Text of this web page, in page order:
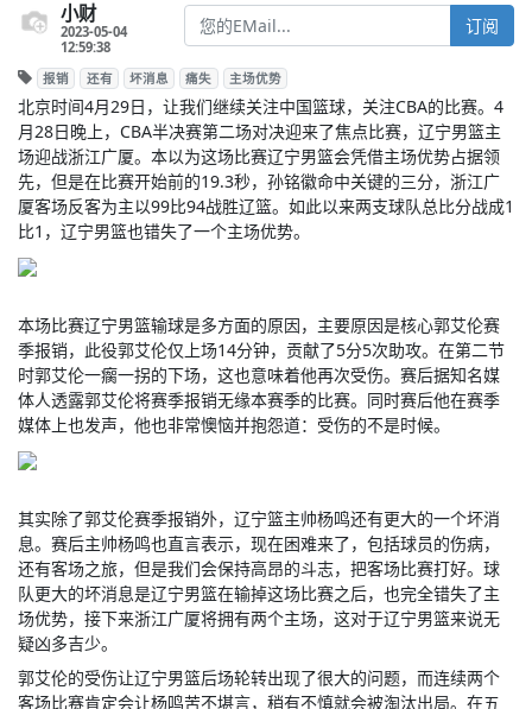
小财
2023-05-04
12:59:38
订阅
报销 还有 坏消息 痛失 主场优势
北京时间4月29日，让我们继续关注中国篮球，关注CBA的比赛。4
月28日晚上，CBA半决赛第二场对决迎来了焦点比赛，辽宁男篮主
场迎战浙江广厦。本以为这场比赛辽宁男篮会凭借主场优势占据领
先，但是在比赛开始前的19.3秒，孙铭徽命中关键的三分，浙江广
厦客场反客为主以99比94战胜辽篮。如此以来两支球队总比分战成1
比1，辽宁男篮也错失了一个主场优势。
本场比赛辽宁男篮输球是多方面的原因，主要原因是核心郭艾伦赛
季报销，此役郭艾伦仅上场14分钟，贡献了5分5次助攻。在第二节
时郭艾伦一瘸一拐的下场，这也意味着他再次受伤。赛后据知名媒
体人透露郭艾伦将赛季报销无缘本赛季的比赛。同时赛后他在赛季
媒体上也发声，他也非常懊恼并抱怨道：受伤的不是时候。
其实除了郭艾伦赛季报销外，辽宁篮主帅杨鸣还有更大的一个坏消
息。赛后主帅杨鸣也直言表示，现在困难来了，包括球员的伤病，
还有客场之旅，但是我们会保持高昂的斗志，把客场比赛打好。球
队更大的坏消息是辽宁男篮在输掉这场比赛之后，也完全错失了主
场优势，接下来浙江广厦将拥有两个主场，这对于辽宁男篮来说无
疑凶多吉少。
郭艾伦的受伤让辽宁男篮后场轮转出现了很大的问题，而连续两个
客场比赛肯定会让杨鸣苦不堪言，稍有不慎就会被淘汰出局。在五